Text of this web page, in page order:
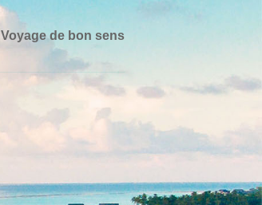
Voyage de bon sens